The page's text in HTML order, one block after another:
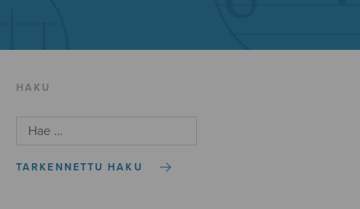
HAKU
TARKENNETTU HAKU